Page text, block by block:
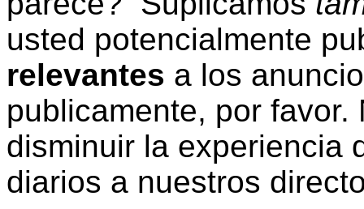
usted potencialmente
relevantes a los
publicamente, por
disminuir la experiencia
diarios a nuestros